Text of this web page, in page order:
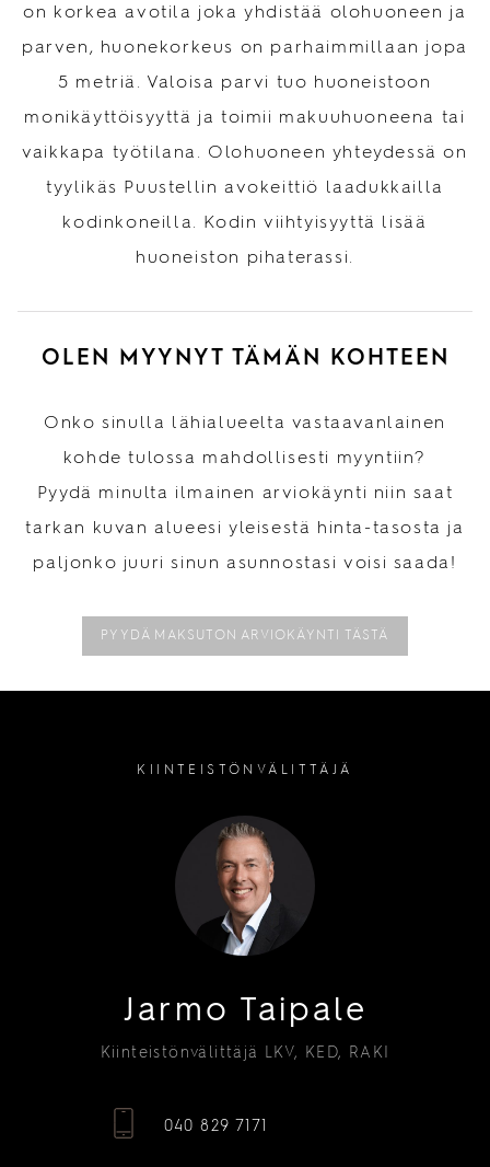
on korkea avotila joka yhdistää olohuoneen ja
parven, huonekorkeus on parhaimmillaan jopa
5 metriä. Valoisa parvi tuo huoneistoon
monikäyttöisyyttä ja toimii makuuhuoneena tai
vaikkapa työtilana. Olohuoneen yhteydessä on
tyylikäs Puustellin avokeittiö laadukkailla
kodinkoneilla. Kodin viihtyisyyttä lisää
huoneiston pihaterassi.
OLEN MYYNYT TÄMÄN KOHTEEN
Onko sinulla lähialueelta vastaavanlainen
kohde tulossa mahdollisesti myyntiin?
Pyydä minulta ilmainen arviokäynti niin saat
tarkan kuvan alueesi yleisestä hinta-tasosta ja
paljonko juuri sinun asunnostasi voisi saada!
PYYDÄ MAKSUTON ARVIOKÄYNTI TÄSTÄ
KIINTEISTÖNVÄLITTÄJÄ
Jarmo Taipale
Kiinteistönvälittäjä LKV, KED, RAKI
040 829 7171